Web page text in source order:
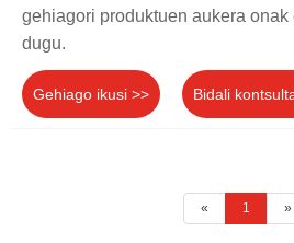
gehiagori produktuen aukera
dugu.
Gehiago ikusi >> Bidali
« 1 »